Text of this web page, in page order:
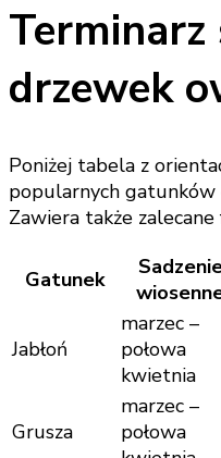
Terminarz
drzewek
Poniżej tabela z
popularnych
Zawiera także
Gatunek
Jabłoń
marzec –
połowa
kwietnia
Grusza
marzec –
połowa